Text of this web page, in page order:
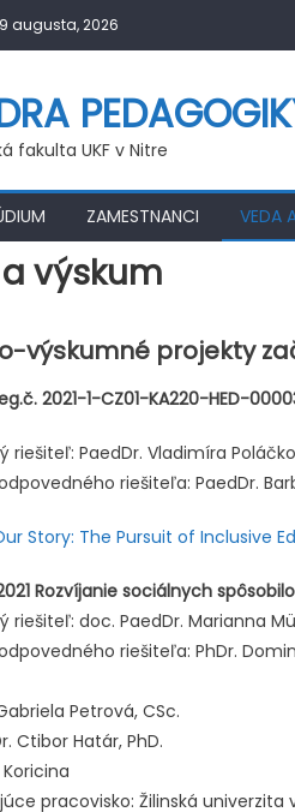
augusta, 2026
fakulta UKF v Nitre
ZAMESTNANCI VEDA
výskum
výskumné projekty
2021-1-CZ01-KA220-HED-
riešiteľ: PaedDr. Vladimíra
riešiteľa: PaedDr.
Story: The Pursuit of Inclusive
Rozvíjanie sociálnych
riešiteľ: doc. PaedDr. Marianna
riešiteľa: PhDr.
Petrová, CSc.
Ctibor Határ, PhD.
pracovisko: Žilinská univerzita